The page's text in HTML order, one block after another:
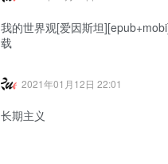
我的世界观[爱因斯坦
载
2021年01月12日 22:01
长期主义